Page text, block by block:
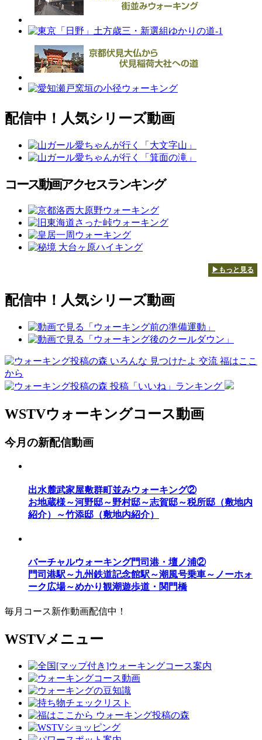
配信中！人気シリーズ動画
コース動画アクセスランキング
▶もっと見る
配信中！人気シリーズ動画
WSTVウォーキングコース動画
今月の新配信動画
出水麓武家屋敷群町並みウォーキング②
お地蔵様～河野邸～野村邸～志賀邸～税所邸（敷地内
紹介）～竹添邸（敷地内紹介）
バーチャルウォーキング門司港・壇ノ浦②
門司港駅～九州鉄道記念館駅～潮風号乗車～ノーホォ
ーク広場～めかり観潮遊歩道・関門橋
毎月コース新作動画配信中！
WSTVメニュー